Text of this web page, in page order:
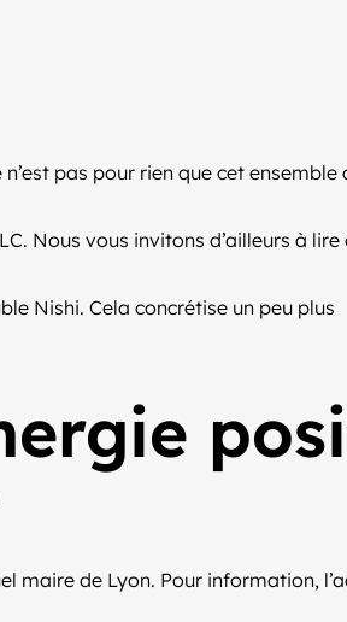
pas pour rien que cet ensemble
Nous vous invitons d’ailleurs à lire
Nishi. Cela concrétise un peu plus
maire de Lyon. Pour information,